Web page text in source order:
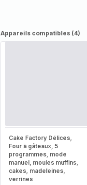
Appareils compatibles (4)
Cake Factory Délices,
Four à gâteaux, 5
programmes, mode
manuel, moules muffins,
cakes, madeleines,
verrines